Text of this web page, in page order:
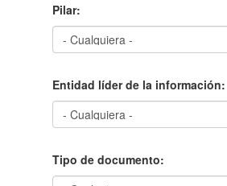
Pilar:
Entidad líder de la información:
Tipo de documento: